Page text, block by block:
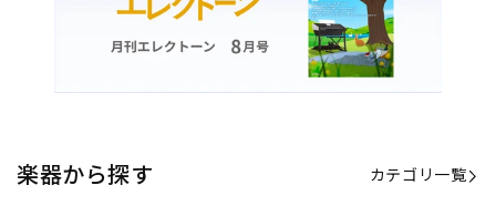
楽器から探す カテゴリ一覧